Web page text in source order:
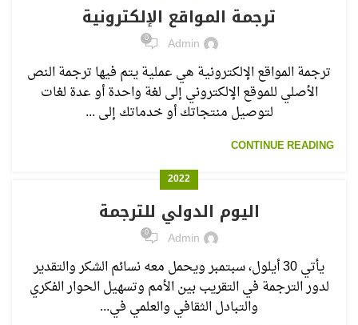
ترجمة المواقع الإلكترونية
Admin
0
ترجمة المواقع الإلكترونية هي عملية يتم فيها ترجمة النص
الأصلي للموقع الإلكتروني إلى لغة واحدة أو عدة لغات
لتوصيل منتجاتك أو خدماتك إلى ...
CONTINUE READING
2022
اليوم الدولي للترجمة
Admin
0
يأتي 30 أيلول، سبتمبر ويحمل معه نسائم الشكر والتقدير
لدور الترجمة في التقريب بين الأمم وتسهيل الحوار الفكري
والتبادل الثقافي والعلمي في...